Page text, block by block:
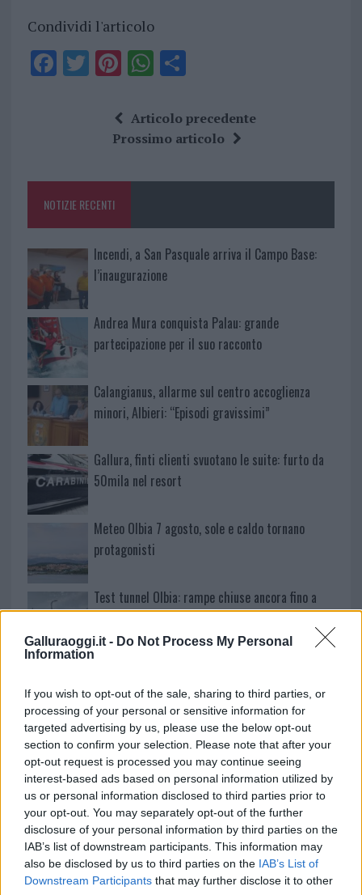
Galluraoggi.it - Do Not Process My Personal
Information
If you wish to opt-out of the sale, sharing to third parties, or
processing of your personal or sensitive information for
targeted advertising by us, please use the below opt-out
section to confirm your selection. Please note that after your
opt-out request is processed you may continue seeing
interest-based ads based on personal information utilized by
us or personal information disclosed to third parties prior to
your opt-out. You may separately opt-out of the further
disclosure of your personal information by third parties on the
IAB’s list of downstream participants. This information may
also be disclosed by us to third parties on the IAB’s List of
Downstream Participants that may further disclose it to other
Condividi l'articolo
F
o
k
T Pi
te
re
W
at
s
p
S
a
re
Articolo precedente
Prossimo articolo
NOTIZIE RECENTI
Incendi, a San Pasquale arriva il Campo Base:
l’inaugurazione
Andrea Mura conquista Palau: grande
partecipazione per il suo racconto
Calangianus, allarme sul centro accoglienza
minori, Albieri: “Episodi gravissimi”
Gallura, finti clienti svuotano le suite: furto da
50mila nel resort
Meteo Olbia 7 agosto, sole e caldo tornano
protagonisti
Test tunnel Olbia: rampe chiuse ancora fino a
fine agosto
amate dell’estate 2026